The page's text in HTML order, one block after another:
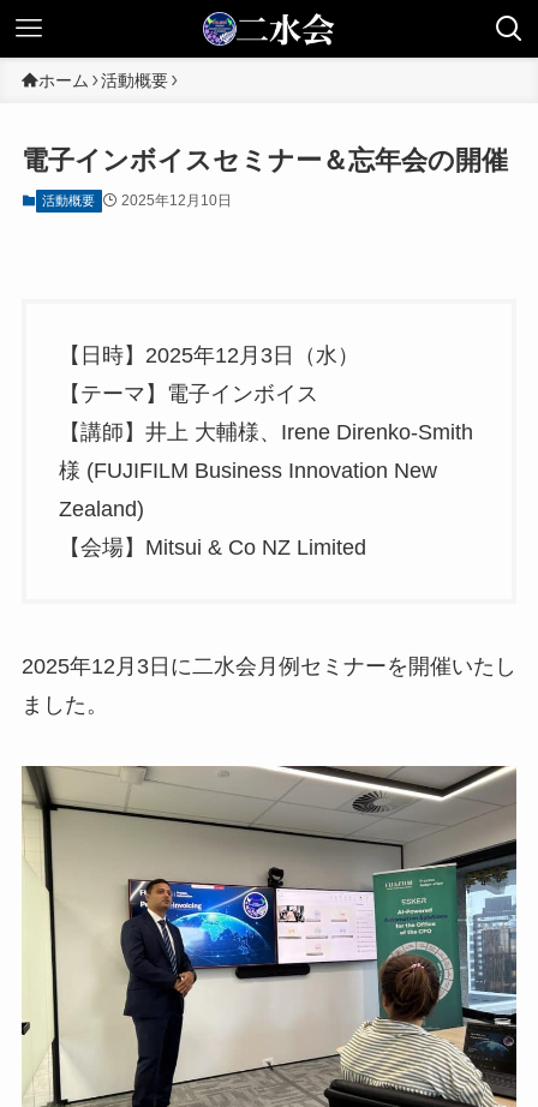
ホーム 活動概要
電子インボイスセミナー＆忘年会の開催
活動概要 2025年12月10日
【日時】2025年12月3日（水）
【テーマ】電子インボイス
【講師】井上 大輔様、Irene Direnko-Smith
様 (FUJIFILM Business Innovation New
Zealand)
【会場】Mitsui & Co NZ Limited
2025年12月3日に二水会月例セミナーを開催いたし
ました。